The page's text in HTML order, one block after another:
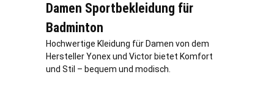
Damen Sportbekleidung für
Badminton
Hochwertige Kleidung für Damen von dem
Hersteller Yonex und Victor bietet Komfort
und Stil – bequem und modisch.